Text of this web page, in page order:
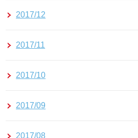
2017/12
2017/11
2017/10
2017/09
2017/08